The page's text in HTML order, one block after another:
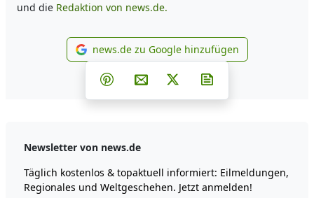
und die Redaktion von news.de.
news.de zu Google
news.de zu Google hinzufügen
Teilen auf Facebook
Teilen auf Whatsapp
Teilen auf Telegram
Teilen auf Pinterest
Per E-Mail teilen
Post auf X
Newsletter von news.de
Täglich kostenlos & topaktuell informiert: Eilmeldungen,
Regionales und Weltgeschehen. Jetzt anmelden!